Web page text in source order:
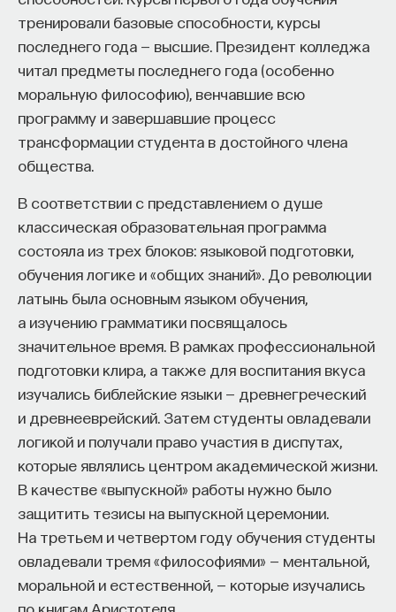
тренировали базовые способности, курсы
последнего года — высшие. Президент колледжа
читал предметы последнего года (особенно
моральную философию), венчавшие всю
программу и завершавшие процесс
трансформации студента в достойного члена
общества.
В соответствии с представлением о душе
классическая образовательная программа
состояла из трех блоков: языковой подготовки,
обучения логике и «общих знаний». До революции
латынь была основным языком обучения,
а изучению грамматики посвящалось
значительное время. В рамках профессиональной
подготовки клира, а также для воспитания вкуса
изучались библейские языки — древнегреческий
и древнееврейский. Затем студенты овладевали
логикой и получали право участия в диспутах,
которые являлись центром академической жизни.
В качестве «выпускной» работы нужно было
защитить тезисы на выпускной церемонии.
На третьем и четвертом году обучения студенты
овладевали тремя «философиями» — ментальной,
моральной и естественной, — которые изучались
по книгам Аристотеля.
ПАРТНЁР ПРОЕКТА
Внеси свой вклад в дело
просвещения!
ПОДДЕРЖАТЬ ПОСТНАУКУ